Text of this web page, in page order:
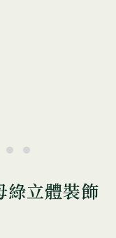
綠立體裝飾